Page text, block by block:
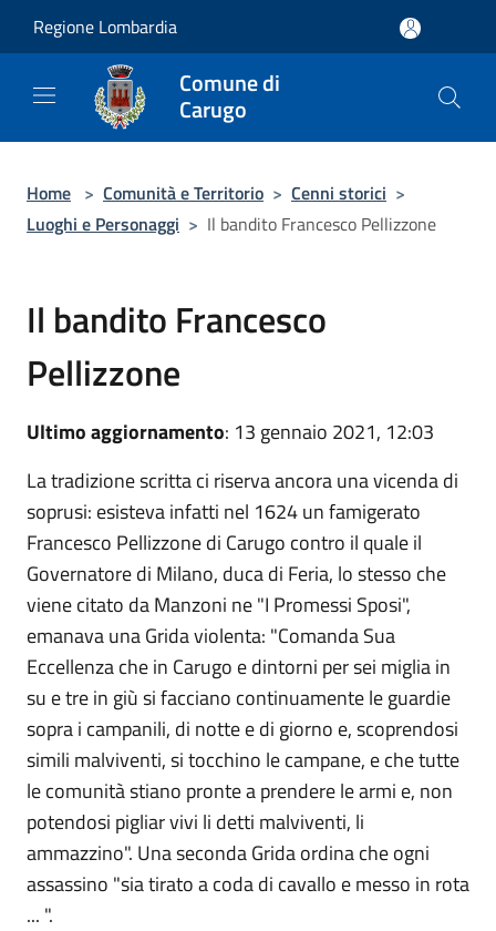
Regione Lombardia
Comune di
Carugo
Home > Comunità e Territorio > Cenni storici >
Luoghi e Personaggi > Il bandito Francesco Pellizzone
Il bandito Francesco
Pellizzone
Ultimo aggiornamento: 13 gennaio 2021, 12:03
La tradizione scritta ci riserva ancora una vicenda di
soprusi: esisteva infatti nel 1624 un famigerato
Francesco Pellizzone di Carugo contro il quale il
Governatore di Milano, duca di Feria, lo stesso che
viene citato da Manzoni ne "I Promessi Sposi",
emanava una Grida violenta: "Comanda Sua
Eccellenza che in Carugo e dintorni per sei miglia in
su e tre in giù si facciano continuamente le guardie
sopra i campanili, di notte e di giorno e, scoprendosi
simili malviventi, si tocchino le campane, e che tutte
le comunità stiano pronte a prendere le armi e, non
potendosi pigliar vivi li detti malviventi, li
ammazzino". Una seconda Grida ordina che ogni
assassino "sia tirato a coda di cavallo e messo in rota
... ".